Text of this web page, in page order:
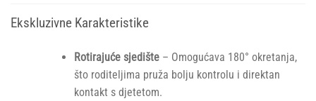
Ekskluzivne Karakteristike
Rotirajuće sjedište– Omogućava 180° okretanja,
što roditeljima pruža bolju kontrolu i direktan
kontakt s djetetom.